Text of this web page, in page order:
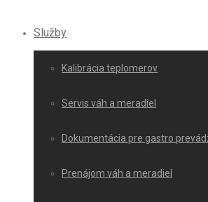
Služby
Kalibrácia teplomerov
Servis váh a meradiel
Dokumentácia pre gastro
Prenájom váh a meradiel